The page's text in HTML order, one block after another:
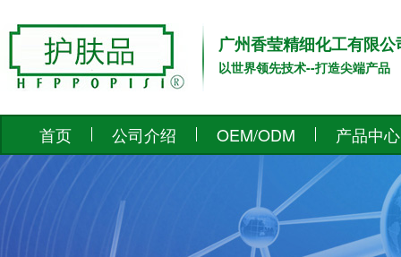
广州香莹精细化工有限公
以世界领先技术--打造尖端产品
首页 公司介绍 OEM/ODM 产品中心